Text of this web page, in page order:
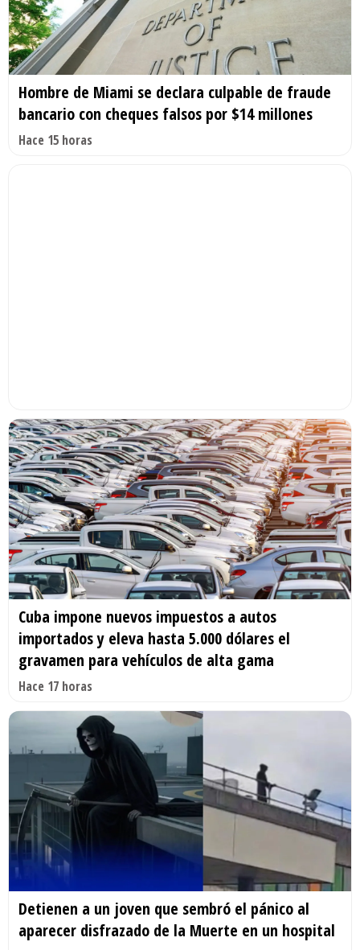
Hombre de Miami se declara culpable de fraude
bancario con cheques falsos por $14 millones
Hace 15 horas
Cuba impone nuevos impuestos a autos
importados y eleva hasta 5.000 dólares el
gravamen para vehículos de alta gama
Hace 17 horas
Detienen a un joven que sembró el pánico al
aparecer disfrazado de la Muerte en un hospital